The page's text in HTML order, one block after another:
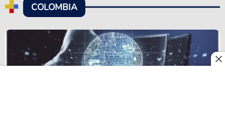
COLOMBIA